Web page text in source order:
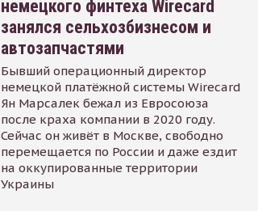
немецкого финтеха Wirecard
занялся сельхозбизнесом и
автозапчастями
Бывший операционный директор
немецкой платёжной системы Wirecard
Ян Марсалек бежал из Евросоюза
после краха компании в 2020 году.
Сейчас он живёт в Москве, свободно
перемещается по России и даже ездит
на оккупированные территории
Украины